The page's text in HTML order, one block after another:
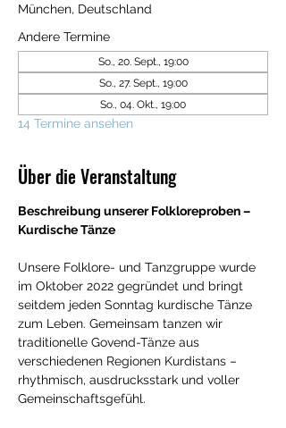
München, Deutschland
Andere Termine
So., 20. Sept., 19:00
So., 27. Sept., 19:00
So., 04. Okt., 19:00
14 Termine ansehen
Über die Veranstaltung
Beschreibung unserer Folkloreproben –
Kurdische Tänze
Unsere Folklore- und Tanzgruppe wurde
im Oktober 2022 gegründet und bringt
seitdem jeden Sonntag kurdische Tänze
zum Leben. Gemeinsam tanzen wir
traditionelle Govend-Tänze aus
verschiedenen Regionen Kurdistans –
rhythmisch, ausdrucksstark und voller
Gemeinschaftsgefühl.